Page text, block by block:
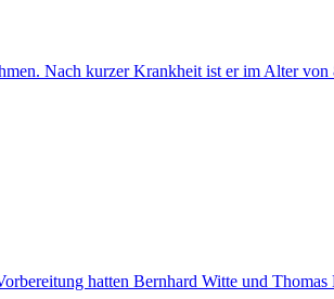
Nach kurzer Krankheit ist er im Alter von
hatten Bernhard Witte und